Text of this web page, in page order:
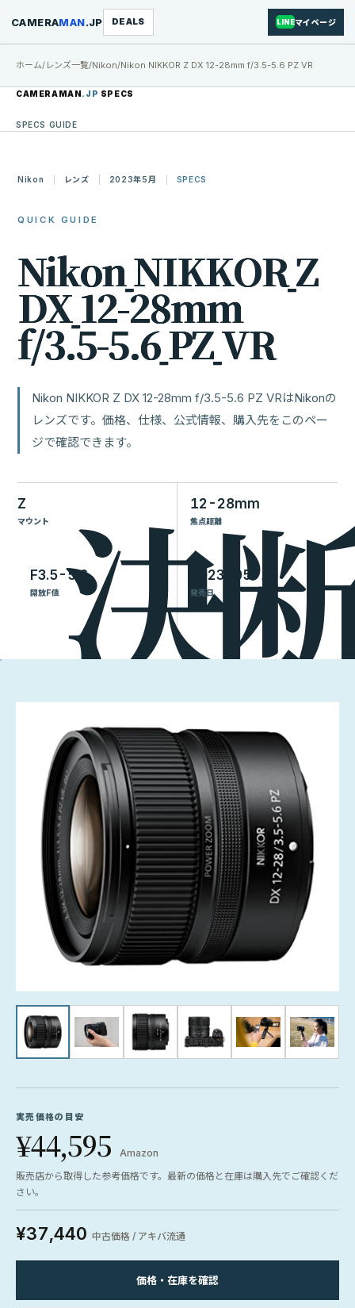
CAMERAMAN.JP DEALS LINEマイページ
ホーム/ レンズ一覧/Nikon/Nikon NIKKOR Z DX 12-28mm f/3.5-5.6 PZ VR
CAMERAMAN.JP SPECS
SPECS GUIDE
Nikon レンズ 2023年5月 SPECS
QUICK GUIDE
NikonNIKKORZ
DX12-28mm
f/3.5-5.6PZVR
Nikon NIKKOR Z DX 12-28mm f/3.5-5.6 PZ VRはNikonの
レンズです。価格、仕様、公式情報、購入先をこのペー
ジで確認できます。
Z
マウント
12-28mm
焦点距離
F3.5-5.6
開放F値
2023-05-19
発売日
実売価格の目安
¥44,595
Amazon
販売店から取得した参考価格です。最新の価格と在庫は購入先でご確認くだ
さい。
¥37,440 中古価格 / アキバ流通
価格・在庫を確認